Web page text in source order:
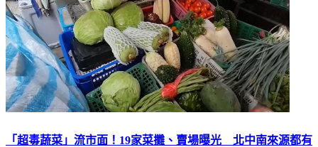
「超毒蔬菜」流市面！19家菜攤、賣場曝光 北中南來源都有